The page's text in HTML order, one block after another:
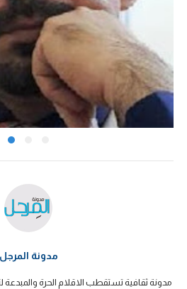
مدونة المرجل
مدونة ثقافية تستقطب الاقلام الحرة والمبدعة